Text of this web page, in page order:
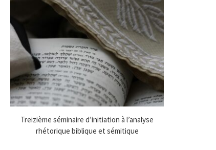
Treizième séminaire d’initiation à l’analyse
rhétorique biblique et sémitique